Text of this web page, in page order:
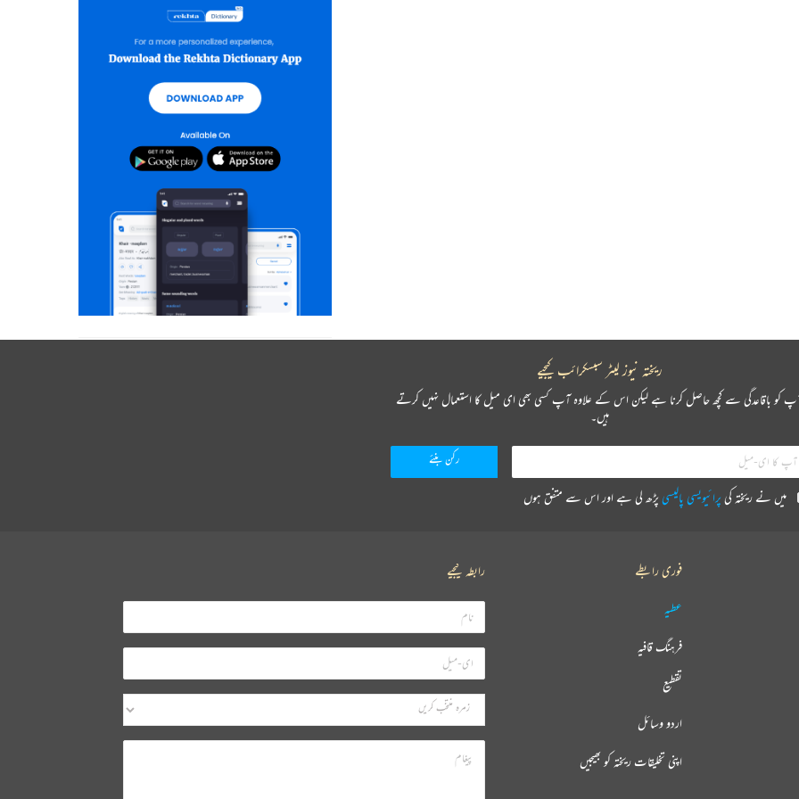
ریختہ نیوز لیٹر سبسکرائب کیجیے
کو باقاعدگی سے کچھ حاصل کرنا ہے لیکن اس کے علاوہ آپ کسی بھی ای میل کا استعمال نہیں کرتے
ہیں۔
میں نے ریختہ کی پرائیویسی پالیسی پڑھ لی ہے اور اس سے متفق ہوں
فوری رابطے
عطیہ
فرہنگ قافیہ
تقطیع
اردو وسائل
اپنی تخلیقات ریختہ کو بھیجیں
رابطہ کیجیے